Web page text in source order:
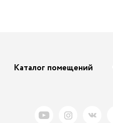
Каталог помещений